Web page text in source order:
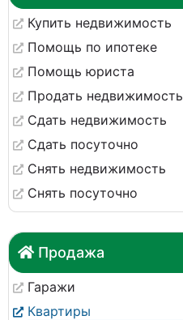
Купить недвижимость
Помощь по ипотеке
Помощь юриста
Продать недвижимость
Сдать недвижимость
Сдать посуточно
Снять недвижимость
Снять посуточно
Продажа
Гаражи
Квартиры